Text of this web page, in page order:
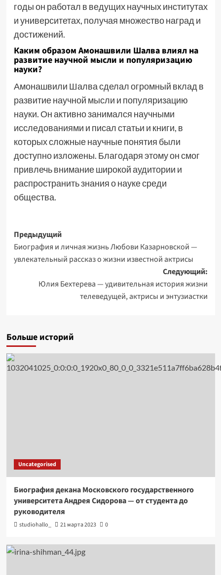
годы он работал в ведущих научных институтах
и университетах, получая множество наград и
достижений.
Каким образом Амонашвили Шалва влиял на
развитие научной мысли и популяризацию
науки?
Амонашвили Шалва сделал огромный вклад в
развитие научной мысли и популяризацию
науки. Он активно занимался научными
исследованиями и писал статьи и книги, в
которых сложные научные понятия были
доступно изложены. Благодаря этому он смог
привлечь внимание широкой аудитории и
распространить знания о науке среди
общества.
Навигация
записи
Предыдущий
Биография и личная жизнь Любови Казарновской —
увлекательный рассказ о жизни известной актрисы
Следующий:
Юлия Бехтерева — удивительная история жизни
телеведущей, актрисы и энтузиастки
Больше историй
Uncategorised
Биография декана Московского государственного
университета Андрея Сидорова — от студента до
руководителя
studiohallo_ 21 марта 2023 0